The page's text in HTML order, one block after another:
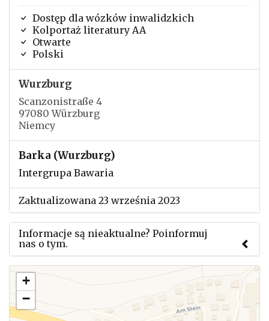
Dostęp dla wózków inwalidzkich
Kolportaż literatury AA
Otwarte
Polski
Wurzburg
Scanzonistraße 4
97080 Würzburg
Niemcy
Barka (Wurzburg)
Intergrupa Bawaria
Zaktualizowana 23 września 2023
Informacje są nieaktualne? Poinformuj
nas o tym.
Użyj tego formularza aby przesłać informację o
zmianach w powyższym mityngu.
+
−